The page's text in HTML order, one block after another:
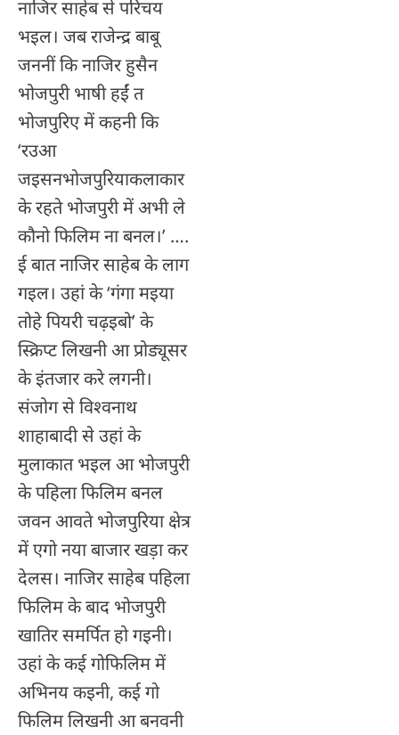
नाजिर साहेब से परिचय
भइल। जब राजेन्द्र बाबू
जननीं कि नाजिर हुसैन
भोजपुरी भाषी हईं त
भोजपुरिए में कहनी कि
‘रउआ
जइसनभोजपुरियाकलाकार
के रहते भोजपुरी में अभी ले
कौनो फिलिम ना बनल।’ ….
ई बात नाजिर साहेब के लाग
गइल। उहां के ‘गंगा मइया
तोहे पियरी चढ़इबो’ के
स्क्रिप्ट लिखनी आ प्रोड्यूसर
के इंतजार करे लगनी।
संजोग से विश्वनाथ
शाहाबादी से उहां के
मुलाकात भइल आ भोजपुरी
के पहिला फिलिम बनल
जवन आवते भोजपुरिया क्षेत्र
में एगो नया बाजार खड़ा कर
देलस। नाजिर साहेब पहिला
फिलिम के बाद भोजपुरी
खातिर समर्पित हो गइनी।
उहां के कई गोफिलिम में
अभिनय कइनी, कई गो
फिलिम लिखनी आ बनवनी